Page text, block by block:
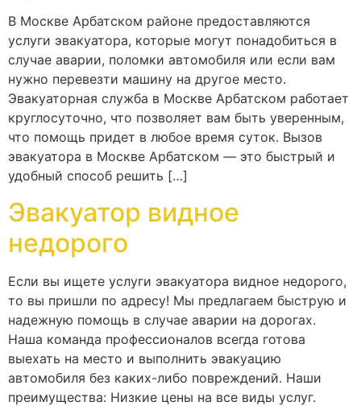
В Москве Арбатском районе предоставляются
услуги эвакуатора, которые могут понадобиться в
случае аварии, поломки автомобиля или если вам
нужно перевезти машину на другое место.
Эвакуаторная служба в Москве Арбатском работает
круглосуточно, что позволяет вам быть уверенным,
что помощь придет в любое время суток. Вызов
эвакуатора в Москве Арбатском — это быстрый и
удобный способ решить […]
Эвакуатор видное
недорого
Если вы ищете услуги эвакуатора видное недорого,
то вы пришли по адресу! Мы предлагаем быструю и
надежную помощь в случае аварии на дорогах.
Наша команда профессионалов всегда готова
выехать на место и выполнить эвакуацию
автомобиля без каких-либо повреждений. Наши
преимущества: Низкие цены на все виды услуг.